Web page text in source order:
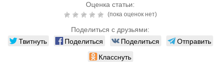
Оценка статьи:
(пока оценок нет)
Поделиться с друзьями:
Твитнуть Поделиться Поделиться
Отправить
Класснуть